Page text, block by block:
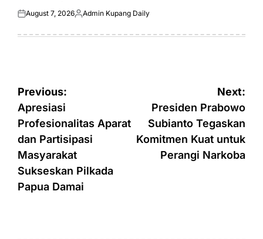
Posted
August 7, 2026Posted
Admin Kupang Daily
Post
navigation
Previous:
Apresiasi
Profesionalitas Aparat
dan Partisipasi
Masyarakat
Sukseskan Pilkada
Papua Damai
Next:
Presiden Prabowo
Subianto Tegaskan
Komitmen Kuat untuk
Perangi Narkoba